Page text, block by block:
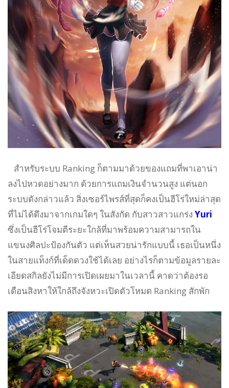
สำหรับระบบ Ranking ก็ตามมาด้วยของแถมที่พาเอาน่า
ลงไปหวดอย่างมาก ด้วยการแถมเงินจำนวนสูง แต่นอก
ระบบดังกล่าวแล้ว สิ่งเซอร์ไพรส์ที่สุดก็คงเป็นฮีโร่ใหม่ล่าสุด
ที่ไม่ได้ดึงมาจากเกมใดๆ ในสังกัด กับสาวสาวแกร่ง Yuri
ซึ่งเป็นฮีโร่โจมตีระยะใกล้ที่มาพร้อมความสามารถใน
แขนงศิลปะป้องกันตัว แต่เห็นสวยน่ารักแบบนี้ เธอเป็นหนึ่ง
ในสายแท็งก์ที่เด็ดดวงใช้ได้เลย อย่างไรก็ตามข้อมูลรายละ
เอียดสกิลยังไม่มีการเปิดเผยมาในเวลานี้ คาดว่าต้องรอ
เดือนสิงหาให้ใกล้ถึงจังหวะเปิดตัวโหมด Ranking สักพัก